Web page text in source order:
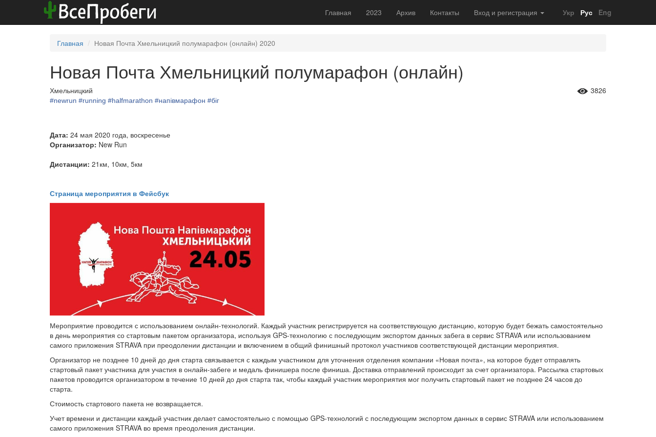
Главная 2023 Архив Контакты Вход и регистрация Укр Рус Eng
Главная Новая Почта Хмельницкий полумарафон (онлайн) 2020
Новая Почта Хмельницкий полумарафон (онлайн)
Хмельницкий 3826
#newrun #running #halfmarathon #напівмарафон #біг
Дата: 24 мая 2020 года, воскресенье
Организатор: New Run
Дистанции: 21км, 10км, 5км
Страница мероприятия в Фейсбук
Мероприятие проводится с использованием онлайн-технологий. Каждый участник регистрируется на соответствующую дистанцию, которую будет бежать самостоятельно
в день мероприятия со стартовым пакетом организатора, используя GPS-технологию с последующим экспортом данных забега в сервис STRAVA или использованием
самого приложения STRAVA при преодолении дистанции и включением в общий финишный протокол участников соответствующей дистанции мероприятия.
Организатор не позднее 10 дней до дня старта связывается с каждым участником для уточнения отделения компании «Новая почта», на которое будет отправлять
стартовый пакет участника для участия в онлайн-забеге и медаль финишера после финиша. Доставка отправлений происходит за счет организатора. Рассылка стартовых
пакетов проводится организатором в течение 10 дней до дня старта так, чтобы каждый участник мероприятия мог получить стартовый пакет не позднее 24 часов до
старта.
Стоимость стартового пакета не возвращается.
Учет времени и дистанции каждый участник делает самостоятельно с помощью GPS-технологий с последующим экспортом данных в сервис STRAVA или использованием
самого приложения STRAVA во время преодоления дистанции.